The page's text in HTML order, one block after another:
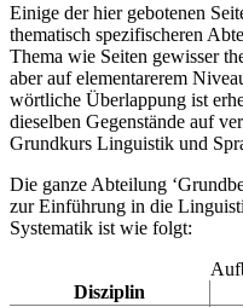
Einige der hier gebotenen
thematisch spezifischeren
Thema wie Seiten gewisser
aber auf elementarerem
wörtliche Überlappung ist
dieselben Gegenstände auf
Grundkurs Linguistik und
Die ganze Abteilung
zur Einführung in die
Systematik ist wie folgt:
Disziplin